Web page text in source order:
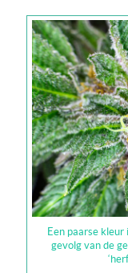
Een paarse
gevolg van de